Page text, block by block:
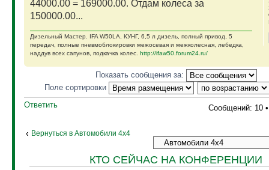
44000.00 = 169000.00. Отдам колеса за
150000.00...
Дизельный Мастер. IFA W50LA, КУНГ, 6,5 л дизель, полный привод, 5
передач, полные пневмоблокировки межосевая и межколесная, лебедка,
наддув всех сапунов, подкачка колес. http://ifaw50.forum24.ru/
Показать сообщения за:
Поле сортировки
Ответить
Сообщений: 10
Вернуться в Автомобили 4х4
КТО СЕЙЧАС НА КОНФЕРЕНЦИИ